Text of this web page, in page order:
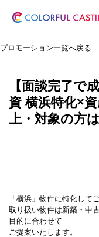
プロモーション一覧へ戻る
【面談完了で
資 横浜特化×
上・対象の方
「横浜」物件に特化して
取り扱い物件は新築・中
目的に合わせて
ご提案いたします。